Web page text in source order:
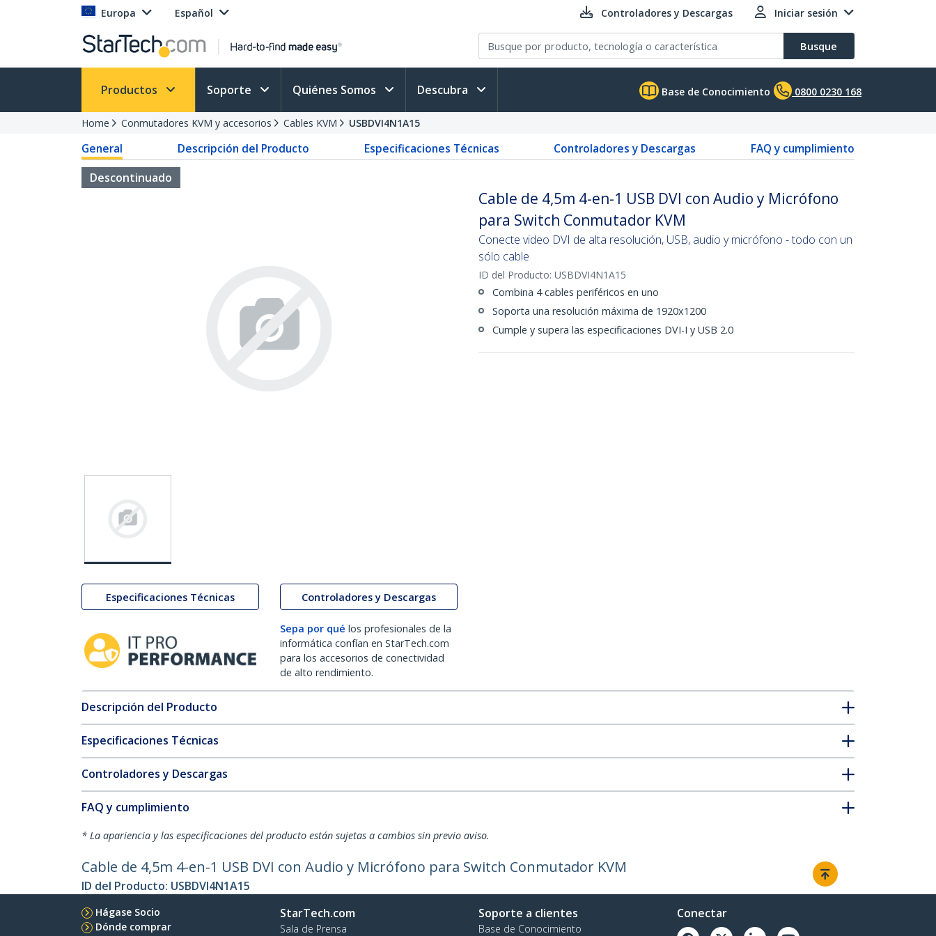
Europa Español Controladores y Descargas Iniciar sesión
Busque
Productos Soporte Quiénes Somos Descubra Base de Conocimiento 0800 0230 168
Home Conmutadores KVM y accesorios Cables KVM USBDVI4N1A15
General Descripción del Producto Especificaciones Técnicas Controladores y Descargas
FAQ y cumplimiento
Descontinuado
Especificaciones Técnicas Controladores y Descargas
Sepa por qué los profesionales de la
informática confían en StarTech.com
para los accesorios de conectividad
de alto rendimiento.
Cable de 4,5m 4-en-1 USB DVI con Audio y Micrófono
para Switch Conmutador KVM
Conecte video DVI de alta resolución, USB, audio y micrófono - todo con un
sólo cable
ID del Producto: USBDVI4N1A15
Combina 4 cables periféricos en uno
Soporta una resolución máxima de 1920x1200
Cumple y supera las especificaciones DVI-I y USB 2.0
Descripción del Producto
Especificaciones Técnicas
Controladores y Descargas
FAQ y cumplimiento
* La apariencia y las especificaciones del producto están sujetas a cambios sin previo aviso.
Cable de 4,5m 4-en-1 USB DVI con Audio y Micrófono para Switch Conmutador KVM
ID del Producto: USBDVI4N1A15
Hágase Socio
Dónde comprar
StarTech.com
Sala de Prensa
Soporte a clientes
Base de Conocimiento
Conectar